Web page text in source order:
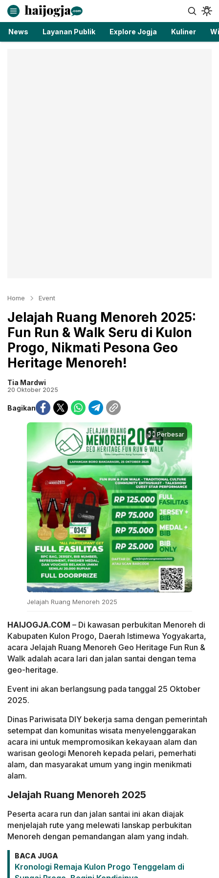
haijogja.com
Berita Jogja Terbaru dan Terkini
News Layanan Publik Explore Jogja Kuliner
Home Event
Jelajah Ruang Menoreh 2025:
Fun Run & Walk Seru di Kulon
Progo, Nikmati Pesona Geo
Heritage Menoreh!
Tia Mardwi
20 Oktober 2025
Bagikan
Perbesar
Jelajah Ruang Menoreh 2025
HAIJOGJA.COM – Di kawasan perbukitan Menoreh di
Kabupaten Kulon Progo, Daerah Istimewa Yogyakarta,
acara Jelajah Ruang Menoreh Geo Heritage Fun Run &
Walk adalah acara lari dan jalan santai dengan tema
geo-heritage.
Event ini akan berlangsung pada tanggal 25 Oktober
2025.
Dinas Pariwisata DIY bekerja sama dengan pemerintah
setempat dan komunitas wisata menyelenggarakan
acara ini untuk mempromosikan kekayaan alam dan
warisan geologi Menoreh kepada pelari, pemerhati
alam, dan masyarakat umum yang ingin menikmati
alam.
Jelajah Ruang Menoreh 2025
Peserta acara run dan jalan santai ini akan diajak
menjelajah rute yang melewati lanskap perbukitan
Menoreh dengan pemandangan alam yang indah.
BACA JUGA
Kronologi Remaja Kulon Progo Tenggelam di